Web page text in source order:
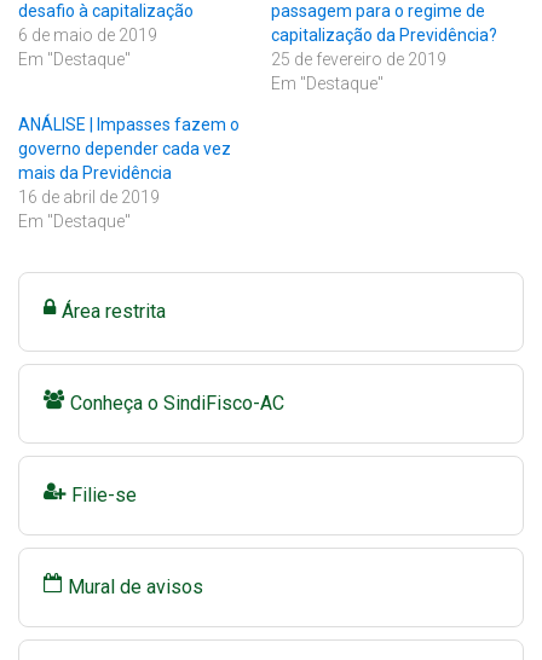
desafio à capitalização
6 de maio de 2019
Em "Destaque"
passagem para o regime de
capitalização da Previdência?
25 de fevereiro de 2019
Em "Destaque"
ANÁLISE | Impasses fazem o
governo depender cada vez
mais da Previdência
16 de abril de 2019
Em "Destaque"
Área restrita
Conheça o SindiFisco-AC
Filie-se
Mural de avisos